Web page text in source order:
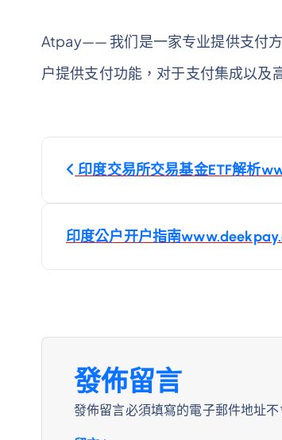
Atpay—— 我们是一家专业提供支付
户提供支付功能，对于支付集成以及
文
導
印度交易所交易基金ETF解析
印度公户开户指南
發佈留言
發佈留言必須填寫的電子郵件地址不